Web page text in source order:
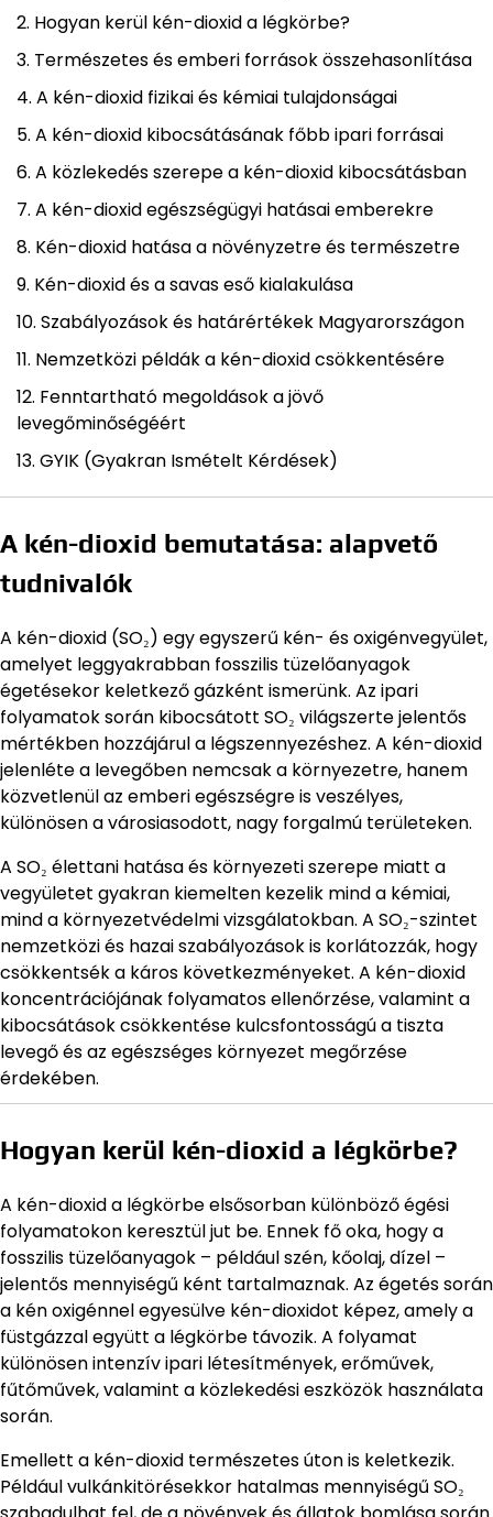
Hogyan kerül kén-dioxid a légkörbe?
Természetes és emberi források összehasonlítása
A kén-dioxid fizikai és kémiai tulajdonságai
A kén-dioxid kibocsátásának főbb ipari forrásai
A közlekedés szerepe a kén-dioxid kibocsátásban
A kén-dioxid egészségügyi hatásai emberekre
Kén-dioxid hatása a növényzetre és természetre
Kén-dioxid és a savas eső kialakulása
Szabályozások és határértékek Magyarországon
Nemzetközi példák a kén-dioxid csökkentésére
Fenntartható megoldások a jövő
levegőminőségéért
GYIK (Gyakran Ismételt Kérdések)
A kén-dioxid bemutatása: alapvető
tudnivalók
A kén-dioxid (SO₂) egy egyszerű kén- és oxigénvegyület,
amelyet leggyakrabban fosszilis tüzelőanyagok
égetésekor keletkező gázként ismerünk. Az ipari
folyamatok során kibocsátott SO₂ világszerte jelentős
mértékben hozzájárul a légszennyezéshez. A kén-dioxid
jelenléte a levegőben nemcsak a környezetre, hanem
közvetlenül az emberi egészségre is veszélyes,
különösen a városiasodott, nagy forgalmú területeken.
A SO₂ élettani hatása és környezeti szerepe miatt a
vegyületet gyakran kiemelten kezelik mind a kémiai,
mind a környezetvédelmi vizsgálatokban. A SO₂-szintet
nemzetközi és hazai szabályozások is korlátozzák, hogy
csökkentsék a káros következményeket. A kén-dioxid
koncentrációjának folyamatos ellenőrzése, valamint a
kibocsátások csökkentése kulcsfontosságú a tiszta
levegő és az egészséges környezet megőrzése
érdekében.
Hogyan kerül kén-dioxid a légkörbe?
A kén-dioxid a légkörbe elsősorban különböző égési
folyamatokon keresztül jut be. Ennek fő oka, hogy a
fosszilis tüzelőanyagok – például szén, kőolaj, dízel –
jelentős mennyiségű ként tartalmaznak. Az égetés során
a kén oxigénnel egyesülve kén-dioxidot képez, amely a
füstgázzal együtt a légkörbe távozik. A folyamat
különösen intenzív ipari létesítmények, erőművek,
fűtőművek, valamint a közlekedési eszközök használata
során.
Emellett a kén-dioxid természetes úton is keletkezik.
Például vulkánkitörésekkor hatalmas mennyiségű SO₂